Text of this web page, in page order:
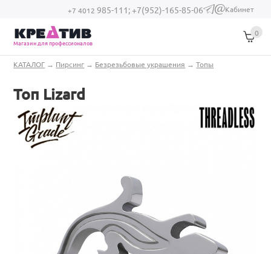
Перейти к основному содержанию
+7 4012 985-111;+7(952)-165-85-06
(link sends e-
Кабинет
Магазин для профессионалов
0
Вы здесь
КАТАЛОГ → Пирсинг → Безрезьбовые украшения →Топы
Топ Lizard